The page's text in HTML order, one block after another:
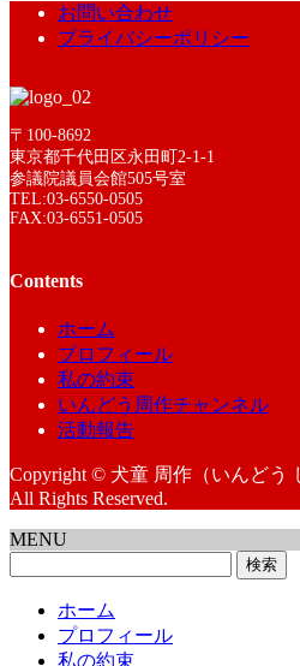
お問い合わせ
プライバシーポリシー
〒100-8692
東京都千代田区永田町2-1-1
参議院議員会館505号室
TEL:03-6550-0505
FAX:03-6551-0505
Contents
ホーム
プロフィール
私の約束
いんどう周作チャンネル
活動報告
Copyright © 犬童 周作（いんどう
All Rights Reserved.
MENU
ホーム
プロフィール
私の約束